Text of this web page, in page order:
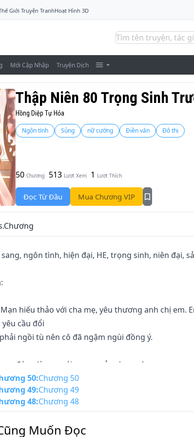
Giới Truyện TranhHoạt Hình 3D
Mới Cập Nhập Truyện Dịch
Thập Niên 80 Trọng Sinh
Hồng Diệp Tự Hỏa
Ngôn tình Sủng nữ cường Điền văn Đô thị
50 Chương 513 Lượt Xem 1 Lượt Thích
Đọc Từ Đầu Mua Chương VIP
sang, ngôn tình, hiện đại, HE, trọng sinh, niên đại,
hiếu thảo với cha mẹ, yêu thương anh chị em.
cầu đổi
ngồi tù nên cô đã ngậm ngùi đồng ý.
đúng là con gái ngoan của cha mẹ!
này em sẽ luôn ghi nhớ ân tình của chị ba.
là
50:Chương 50
49:Chương 49
48:Chương 48
Muốn Đọc